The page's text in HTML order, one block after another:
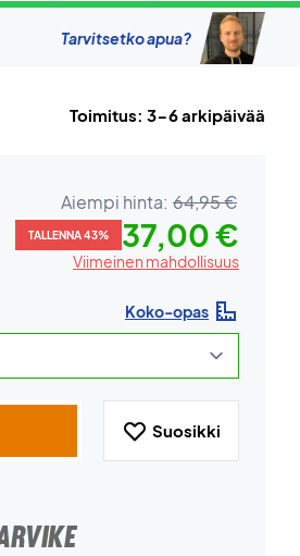
Tarvitsetko apua?
Toimitus: 3-6 arkipäivää
Aiempi hinta: 64,95 €
TALLENNA 43% 37,00 €
Viimeinen mahdollisuus
Koko-opas
Suosikki